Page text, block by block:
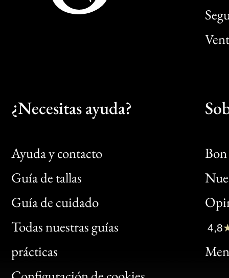
¿Necesitas ayuda?
Ayuda y contacto
Guía de tallas
Guía de cuidado
Todas nuestras guías
prácticas
Bon
Clic
Bon
4,8